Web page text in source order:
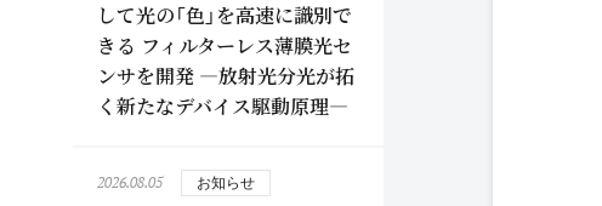
して光の「色」を高速に識別で
きる フィルターレス薄膜光セ
ンサを開発 ―放射光分光が拓
く新たなデバイス駆動原理―
2026.08.05 お知らせ